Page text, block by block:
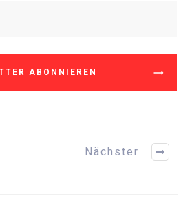
ABONNIEREN
Nächster